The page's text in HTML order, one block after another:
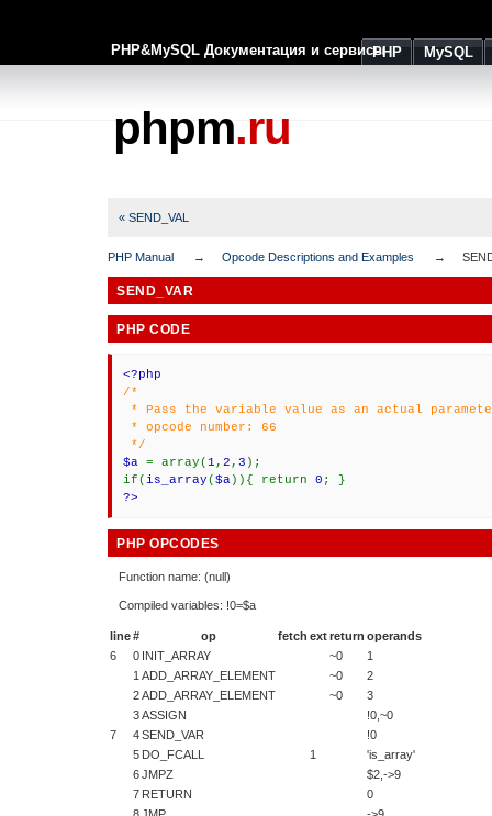
PHP&MySQL Документация и сервисыPHP MySQL
phpm.ru
« SEND_VAL
PHP Manual Opcode Descriptions and Examples
SEND_VAR
PHP CODE
<?php
/*
* Pass the variable value as an actual
* opcode number: 66
*/
$a = array(1 , 2 , 3 );
if(is_array($a)){ return 0 ; }
?>
PHP OPCODES
Function name: (null)
Compiled variables: !0=$a
line# op fetch extreturn operands
6
0 INIT_ARRAY ~0
1
1 ADD_ARRAY_ELEMENT ~0
2
2ADD_ARRAY_ELEMENT ~0
3
3ASSIGN
!0,~0
7
4SEND_VAR
!0
5 DO_FCALL 1
'is_array'
6JMPZ
$2,->9
7 RETURN
0